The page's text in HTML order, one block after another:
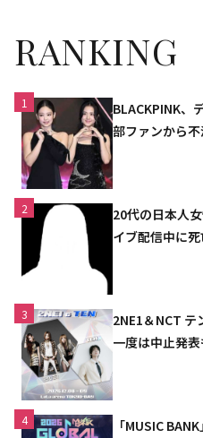
RANKING
1
BLACKPINK、
部ファンから
2
20代の日本人
イブ配信中に
3
2NE1＆NCT テ
一度は中止発
4
「MUSIC